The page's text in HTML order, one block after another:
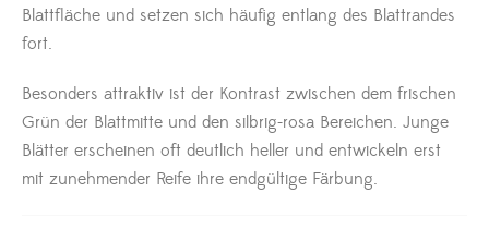
Blattfläche und setzen sich häufig entlang des Blattrandes
fort.
Besonders attraktiv ist der Kontrast zwischen dem frischen
Grün der Blattmitte und den silbrig-rosa Bereichen. Junge
Blätter erscheinen oft deutlich heller und entwickeln erst
mit zunehmender Reife ihre endgültige Färbung.